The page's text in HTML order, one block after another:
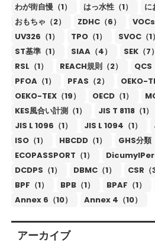
わが街自慢（1）
はっ水性（1）
に
おもちゃ（2）
ZDHC（6） VOCs
UV326（1）
TPO（1） SVOC（1）
ST基準（1）
SIAA（4） SEK（7）
RSL（1）
REACH規則（2） QCS
PFOA（1）
PFAS（2）
OEKO-
OEKO-TEX（19）
OECD（1）
KES風合い計測（1）
JIS T 8118（1）
JIS L 1096（1）
JIS L 1094（1）
ISO（1）
HBCDD（1） GHS分類
ECOPASSPORT（1）
DCDPS（1）
DBMC（1） CSR（3
BPF（1）
BPB（1） BPAF（1）
Annex 6（10）
Annex 4（10）
アーカイブ